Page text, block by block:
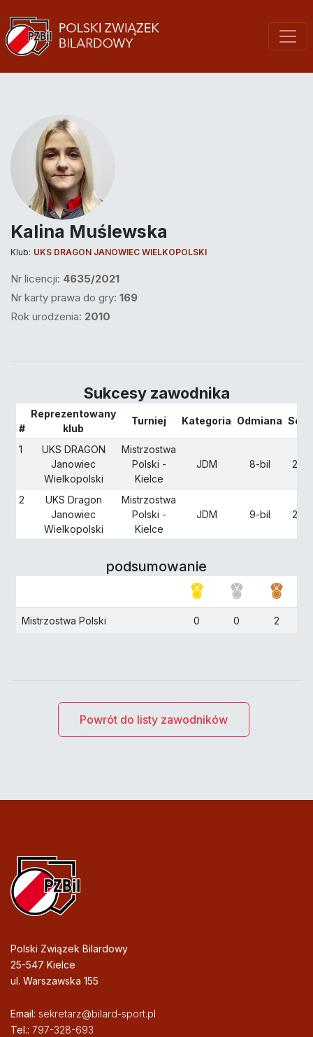
Kalina Muślewska
Klub: UKS DRAGON JANOWIEC WIELKOPOLSKI
Nr licencji: 4635/2021
Nr karty prawa do gry: 169
Rok urodzenia: 2010
Sukcesy zawodnika
#
Reprezentowany
klub
Turniej Kategoria Odmiana
1
UKS DRAGON
Janowiec
Wielkopolski
Mistrzostwa
Polski -
Kielce
JDM 8-bil
2
UKS Dragon
Janowiec
Wielkopolski
Mistrzostwa
Polski -
Kielce
JDM 9-bil
podsumowanie
Mistrzostwa Polski 0 0 2
Powrót do listy zawodników
Polski Związek Bilardowy
25-547 Kielce
ul. Warszawska 155
Email: sekretarz@bilard-sport.pl
Tel.: 797-328-693